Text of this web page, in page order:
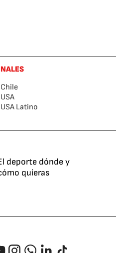
Chile
USA
USA Latino
deporte dónde y
quieras
InstagramWhatsappLinkedIn
TikTok